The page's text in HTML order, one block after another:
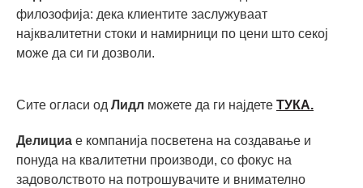
филозофија: дека клиентите заслужуваат
најквалитетни стоки и намирници по цени што секој
може да си ги дозволи.
Сите огласи од Лидл можете да ги најдете ТУКА.
Делициа е компанија посветена на создавање и
понуда на квалитетни производи, со фокус на
задоволството на потрошувачите и внимателно